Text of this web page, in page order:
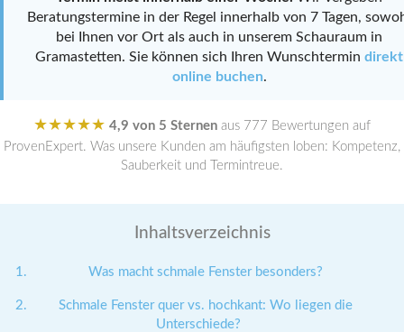
Beratungstermine in der Regel innerhalb von 7 Tagen,
bei Ihnen vor Ort als auch in unserem Schauraum in
Gramastetten. Sie können sich Ihren Wunschtermin direkt
online buchen.
★★★★★ 4,9 von 5 Sternen aus 777 Bewertungen auf
ProvenExpert. Was unsere Kunden am häufigsten loben: Kompetenz,
Sauberkeit und Termintreue.
Inhaltsverzeichnis
Was macht schmale Fenster besonders?
Schmale Fenster quer vs. hochkant: Wo liegen die
Unterschiede?